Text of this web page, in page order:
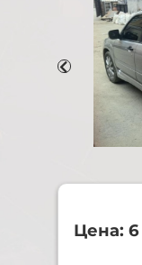
Цена: